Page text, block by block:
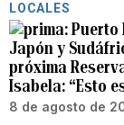
LOCALES
Puerto
Japón y
próxima
Isabela: “Esto
8 de agosto de